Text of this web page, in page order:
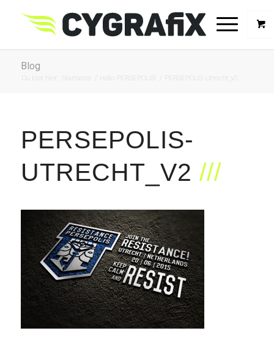
Blog
Du bist hier: Startseite Hello PERSEPOLIS! PERSEPOLIS-Utrecht_v2
PERSEPOLIS-
UTRECHT_V2